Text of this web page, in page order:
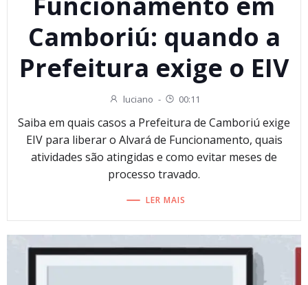
Camboriú: quando a
Prefeitura exige o EIV
luciano - 00:11
Saiba em quais casos a Prefeitura de Camboriú exige
EIV para liberar o Alvará de Funcionamento, quais
atividades são atingidas e como evitar meses de
processo travado.
LER MAIS